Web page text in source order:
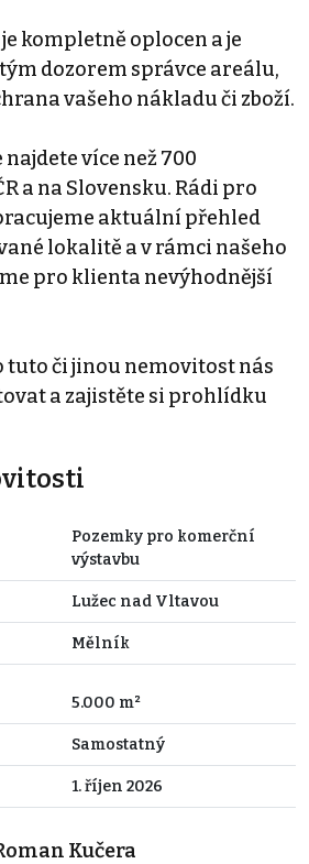
kompletně oplocen a je
dozorem správce areálu,
vašeho nákladu či zboží.
více než 700
a na Slovensku. Rádi pro
aktuální přehled
lokalitě a v rámci našeho
pro klienta nevýhodnější
tuto či jinou nemovitost nás
a zajistěte si prohlídku
Pozemky pro komerční
výstavbu
Lužec nad Vltavou
Mělník
5.000 m²
Samostatný
1. říjen 2026
Kučera